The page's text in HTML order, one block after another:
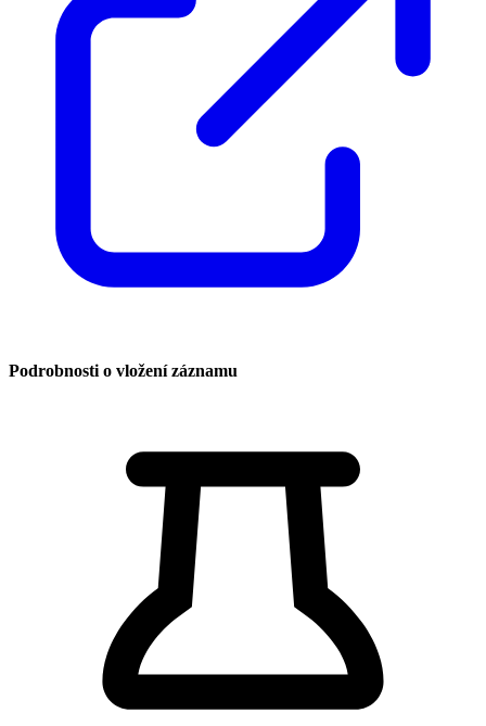
Podrobnosti o vložení záznamu